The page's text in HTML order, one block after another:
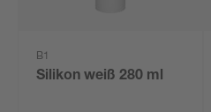
B1
Silikon weiß 280 ml